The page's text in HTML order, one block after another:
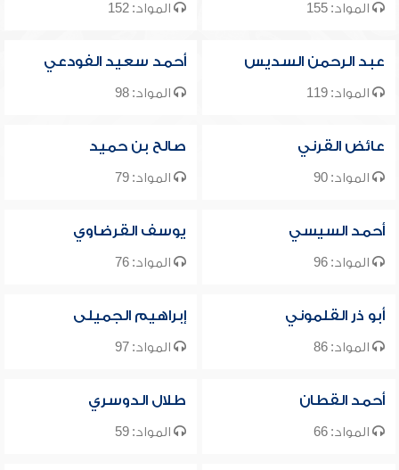
المواد: 155 المواد: 152
عبد الرحمن السديس
المواد: 119
أحمد سعيد الفودعي
المواد: 98
عائض القرني
المواد: 90
صالح بن حميد
المواد: 79
أحمد السيسي
المواد: 96
يوسف القرضاوي
المواد: 76
أبو ذر القلموني
المواد: 86
إبراهيم الجميلى
المواد: 97
أحمد القطان
المواد: 66
طلال الدوسري
المواد: 59